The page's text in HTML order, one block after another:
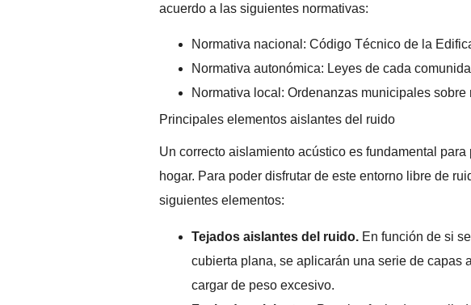
acuerdo a las siguientes normativas:
Normativa nacional: Código Técnico de la
Normativa autonómica: Leyes de cada
Normativa local: Ordenanzas municipales sobre
Principales elementos aislantes del ruido
Un correcto aislamiento acústico es fundamental
hogar. Para poder disfrutar de este entorno libre de
siguientes elementos:
Tejados aislantes del ruido.En función de si
cubierta plana, se aplicarán una serie de capas
cargar de peso excesivo.